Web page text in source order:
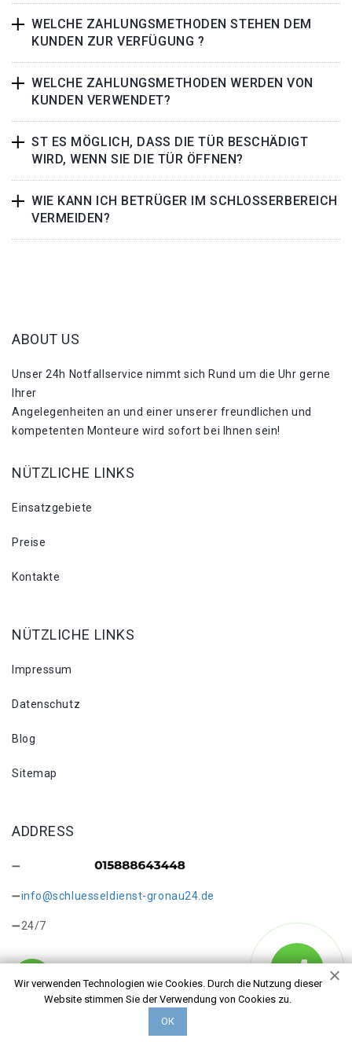
WELCHE ZAHLUNGSMETHODEN STEHEN DEM
KUNDEN ZUR VERFÜGUNG ?
WELCHE ZAHLUNGSMETHODEN WERDEN VON
KUNDEN VERWENDET?
ST ES MÖGLICH, DASS DIE TÜR BESCHÄDIGT
WIRD, WENN SIE DIE TÜR ÖFFNEN?
WIE KANN ICH BETRÜGER IM SCHLOSSERBEREICH
VERMEIDEN?
Wir verwenden Technologien wie Cookies. Durch die Nutzung dieser
Website stimmen Sie der Verwendung von Cookies zu.
ОК
ABOUT US
Unser 24h Notfallservice nimmt sich Rund um die Uhr gerne
Ihrer
Angelegenheiten an und einer unserer freundlichen und
kompetenten Monteure wird sofort bei Ihnen sein!
NÜTZLICHE LINKS
Einsatzgebiete
Preise
Kontakte
NÜTZLICHE LINKS
Impressum
Datenschutz
Blog
Sitemap
ADDRESS
info@schluesseldienst-gronau24.de
24/7
Copyright © 2026 Schlüsseldienst Gronau Innenstadt. Alle